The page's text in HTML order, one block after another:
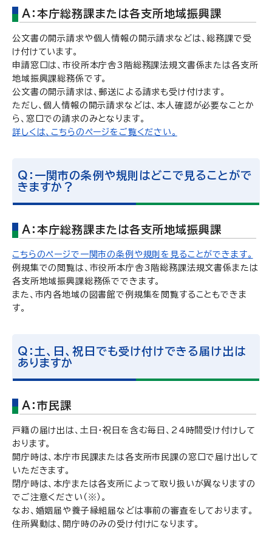
A：本庁総務課または各支所地域振興課
公文書の開示請求や個人情報の開示請求などは、総務課で受
け付けています。
申請窓口は、市役所本庁舎3階総務課法規文書係または各支所
地域振興課総務係です。
公文書の開示請求は、郵送による請求も受け付けます。
ただし、個人情報の開示請求などは、本人確認が必要なことか
ら、窓口での請求のみとなります。
詳しくは、こちらのページをご覧ください。
Q：一関市の条例や規則はどこで見ることがで
きますか？
A：本庁総務課または各支所地域振興課
こちらのページで一関市の条例や規則を見ることができます。
例規集での閲覧は、市役所本庁舎3階総務課法規文書係または
各支所地域振興課総務係でできます。
また、市内各地域の図書館で例規集を閲覧することもできま
す。
Q：土、日、祝日でも受け付けできる届け出は
ありますか
A：市民課
戸籍の届け出は、土日・祝日を含む毎日、24時間受け付けして
おります。
開庁時は、本庁市民課または各支所市民課の窓口で届け出して
いただきます。
閉庁時は、本庁または各支所によって取り扱いが異なりますの
でご注意ください（※）。
なお、婚姻届や養子縁組届などは事前の審査をしております。
住所異動は、開庁時のみの受け付けになります。